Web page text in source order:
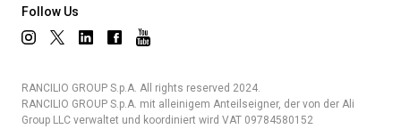
Follow Us
RANCILIO GROUP S.p.A. All rights reserved 2024.
RANCILIO GROUP S.p.A. mit alleinigem Anteilseigner, der von der Ali
Group LLC verwaltet und koordiniert wird VAT 09784580152